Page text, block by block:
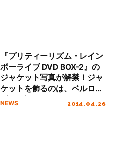
『プリティーリズム・レイン
ボーライブ DVD BOX-2』の
ジャケット写真が解禁！ジャ
ケットを飾るのは、ベルロー
ズの3人！
NEWS 2014.04.26